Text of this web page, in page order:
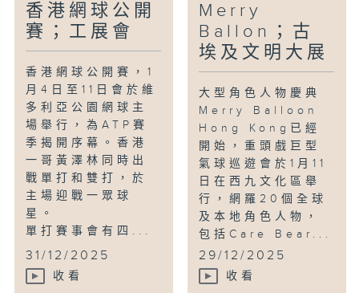
香港網球公開
賽；工展會
香港網球公開賽，1
月4日至11日會於維
多利亞公園網球主
場舉行，為ATP賽
季揭開序幕。香港
一哥黃澤林同時出
戰單打和雙打，於
主場迎戰一眾球
星。
單打賽事會有四...
31/12/2025
收看
Merry
Ballon；古
埃及文明大展
大型角色人物慶典
Merry Balloon
Hong Kong已經
開始，重頭戲巨型
氣球巡遊會於1月11
日在西九文化區舉
行，網羅20個全球
及本地角色人物，
包括Care Bear...
29/12/2025
收看